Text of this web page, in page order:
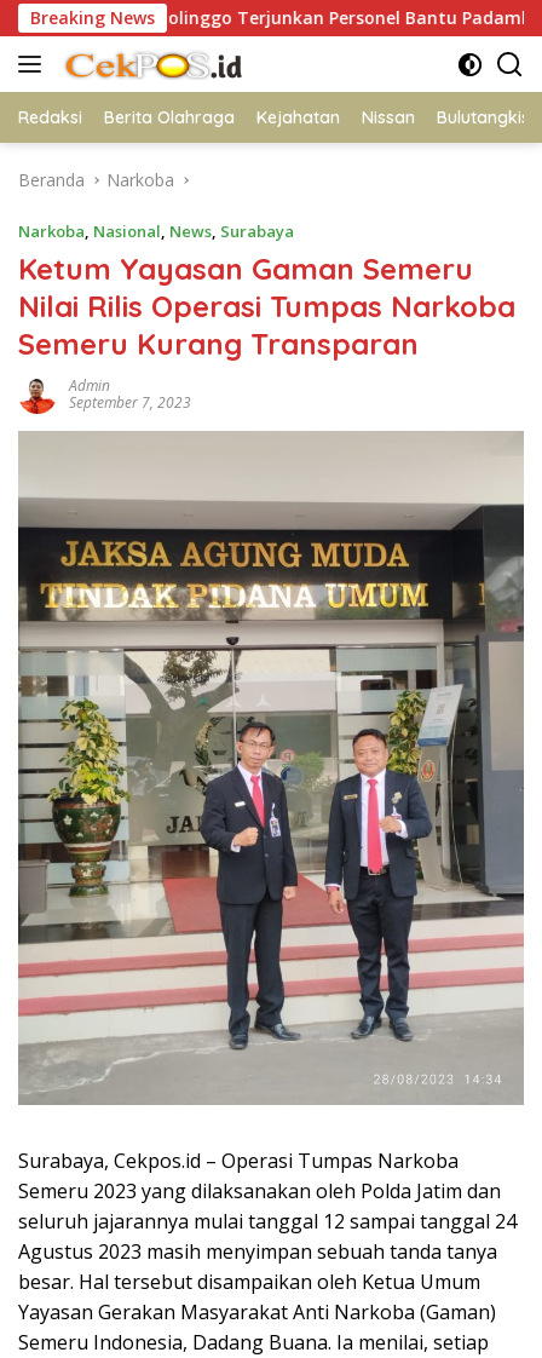
Langsung
ke
konten
Breaking News
Probolinggo Terjunkan Personel Bantu Padamkan Kebakaran
Redaksi Berita Olahraga Kejahatan Nissan Bulutangkis
Beranda Narkoba
Narkoba, Nasional, News, Surabaya
Ketum Yayasan Gaman Semeru
Nilai Rilis Operasi Tumpas Narkoba
Semeru Kurang Transparan
Admin
September 7, 2023
Surabaya, Cekpos.id – Operasi Tumpas Narkoba
Semeru 2023 yang dilaksanakan oleh Polda Jatim dan
seluruh jajarannya mulai tanggal 12 sampai tanggal 24
Agustus 2023 masih menyimpan sebuah tanda tanya
besar. Hal tersebut disampaikan oleh Ketua Umum
Yayasan Gerakan Masyarakat Anti Narkoba (Gaman)
Semeru Indonesia, Dadang Buana. Ia menilai, setiap